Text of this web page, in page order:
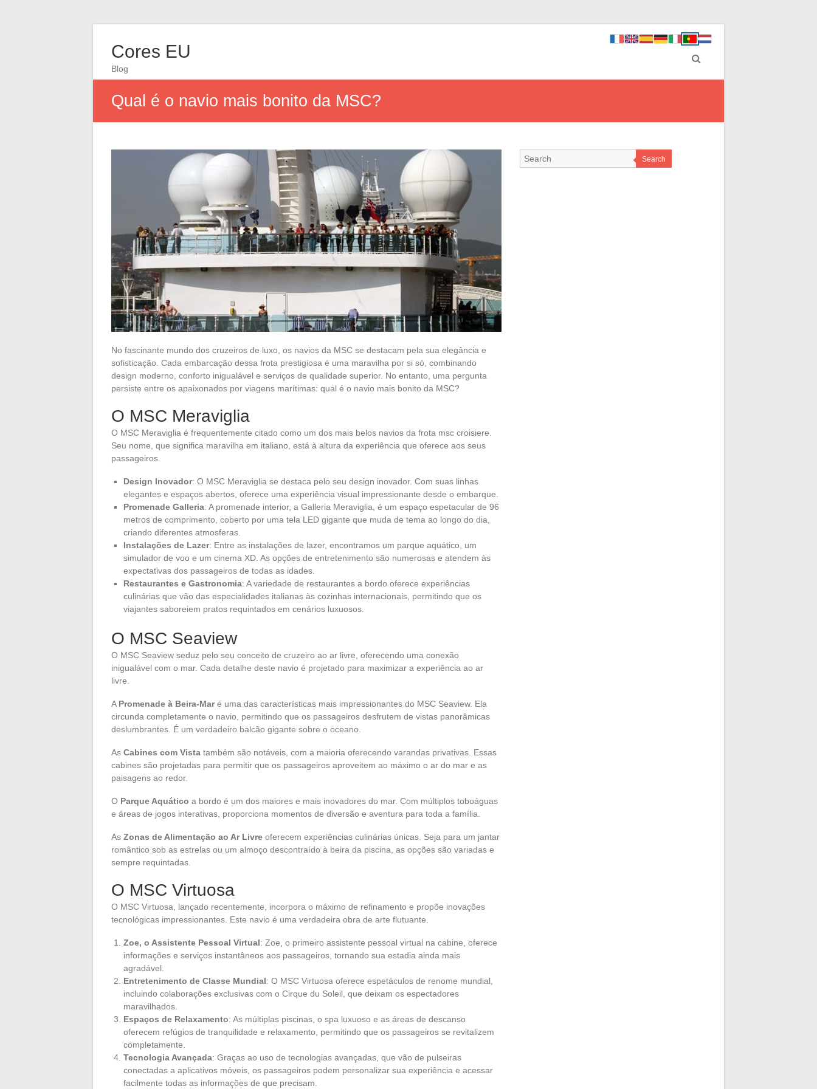
Cores EU
Blog
Qual é o navio mais bonito da MSC?
No fascinante mundo dos cruzeiros de luxo, os navios da MSC se destacam pela sua elegância e
sofisticação. Cada embarcação dessa frota prestigiosa é uma maravilha por si só, combinando
design moderno, conforto inigualável e serviços de qualidade superior. No entanto, uma pergunta
persiste entre os apaixonados por viagens marítimas: qual é o navio mais bonito da MSC?
O MSC Meraviglia
O MSC Meraviglia é frequentemente citado como um dos mais belos navios da frota msc croisiere.
Seu nome, que significa maravilha em italiano, está à altura da experiência que oferece aos seus
passageiros.
Design Inovador: O MSC Meraviglia se destaca pelo seu design inovador. Com suas linhas
elegantes e espaços abertos, oferece uma experiência visual impressionante desde o embarque.
Promenade Galleria: A promenade interior, a Galleria Meraviglia, é um espaço espetacular de 96
metros de comprimento, coberto por uma tela LED gigante que muda de tema ao longo do dia,
criando diferentes atmosferas.
Instalações de Lazer: Entre as instalações de lazer, encontramos um parque aquático, um
simulador de voo e um cinema XD. As opções de entretenimento são numerosas e atendem às
expectativas dos passageiros de todas as idades.
Restaurantes e Gastronomia: A variedade de restaurantes a bordo oferece experiências
culinárias que vão das especialidades italianas às cozinhas internacionais, permitindo que os
viajantes saboreiem pratos requintados em cenários luxuosos.
O MSC Seaview
O MSC Seaview seduz pelo seu conceito de cruzeiro ao ar livre, oferecendo uma conexão
inigualável com o mar. Cada detalhe deste navio é projetado para maximizar a experiência ao ar
livre.
A Promenade à Beira-Maré uma das características mais impressionantes do MSC Seaview. Ela
circunda completamente o navio, permitindo que os passageiros desfrutem de vistas panorâmicas
deslumbrantes. É um verdadeiro balcão gigante sobre o oceano.
As Cabines com Vista também são notáveis, com a maioria oferecendo varandas privativas. Essas
cabines são projetadas para permitir que os passageiros aproveitem ao máximo o ar do mar e as
paisagens ao redor.
O Parque Aquático a bordo é um dos maiores e mais inovadores do mar. Com múltiplos toboáguas
e áreas de jogos interativas, proporciona momentos de diversão e aventura para toda a família.
As Zonas de Alimentação ao Ar Livre oferecem experiências culinárias únicas. Seja para um jantar
romântico sob as estrelas ou um almoço descontraído à beira da piscina, as opções são variadas e
sempre requintadas.
O MSC Virtuosa
O MSC Virtuosa, lançado recentemente, incorpora o máximo de refinamento e propõe inovações
tecnológicas impressionantes. Este navio é uma verdadeira obra de arte flutuante.
Zoe, o Assistente Pessoal Virtual: Zoe, o primeiro assistente pessoal virtual na cabine, oferece
informações e serviços instantâneos aos passageiros, tornando sua estadia ainda mais
agradável.
Entretenimento de Classe Mundial: O MSC Virtuosa oferece espetáculos de renome mundial,
incluindo colaborações exclusivas com o Cirque du Soleil, que deixam os espectadores
maravilhados.
Espaços de Relaxamento: As múltiplas piscinas, o spa luxuoso e as áreas de descanso
oferecem refúgios de tranquilidade e relaxamento, permitindo que os passageiros se revitalizem
completamente.
Tecnologia Avançada: Graças ao uso de tecnologias avançadas, que vão de pulseiras
conectadas a aplicativos móveis, os passageiros podem personalizar sua experiência e acessar
facilmente todas as informações de que precisam.
Search